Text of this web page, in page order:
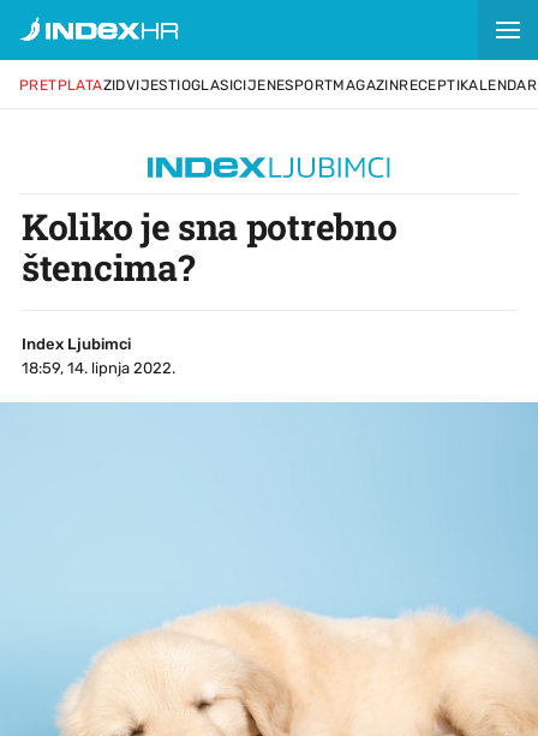
PRETPLATAZIDVIJESTIOGLASICIJENESPORTMAGAZINRECEPTIKALENDAR
Koliko je sna potrebno
štencima?
Index Ljubimci
18:59, 14. lipnja 2022.